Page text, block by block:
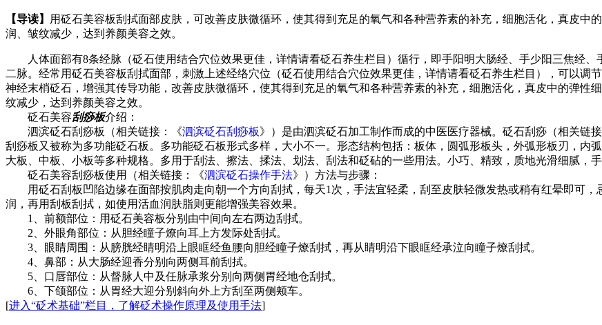
【导读】
用砭石美容板刮拭面部皮肤，可改善皮肤微循环，使其得到充足的氧气和各种营养素的补充，细胞活化，真皮中
润、皱纹减少，达到养颜美容之效。
人体面部有8条经脉（砭石使用结合穴位效果更佳，详情请看砭石养生栏目）循行，即手阳明大肠经、手少阳三焦经
二脉。经常用砭石美容板刮拭面部，刺激上述经络穴位（砭石使用结合穴位效果更佳，详情请看砭石养生栏目），可以调
神经末梢砭石 ，增强其传导功能，改善皮肤微循环，使其得到充足的氧气和各种营养素的补充，细胞活化，真皮中的弹
纹减少，达到养颜美容之效。
砭石美容刮痧板介绍：
泗滨砭石刮痧板（相关链接：《泗滨砭石刮痧板》）是由泗滨砭石加工制作而成的中医医疗器械。 砭石刮痧（相关链
刮痧板又被称为多功能砭石板。多功能砭石板形式多样，大小不一。形态结构包括：板体，圆弧形板头，外弧形板刃，内
大板、中板、小板等多种规格。多用于刮法、擦法、揉法、划法、刮法和砭砧的一些用法。小巧、精致，质地光滑细腻，
砭石美容刮痧板使用（相关链接：《泗滨砭石操作手法》）方法与步骤：
用砭石刮板凹陷边缘在面部按肌肉走向朝一个方向刮拭，每天1次，手法宜轻柔，刮至皮肤轻微发热或稍有红晕即可，
润，再用刮板刮拭，如使用活血润肤脂则更能增强美容效果。
1、前额部位：用砭石美容板分别由中间向左右两边刮拭。
2、外眼角部位：从胆经瞳子燎向耳上方发际处刮拭。
3、眼睛周围：从膀胱经睛明沿上眼眶经鱼腰向胆经瞳子燎刮拭，再从睛明沿下眼眶经承泣向瞳子燎刮拭。
4、鼻部：从大肠经迎香分别向两侧耳前刮拭。
5、口唇部位：从督脉人中及任脉承浆分别向两侧胃经地仓刮拭。
6、下颌部位：从胃经大迎分别斜向外上方刮至两侧颊车。
[进入“砭术基础”栏目，了解砭术操作原理及使用手法]